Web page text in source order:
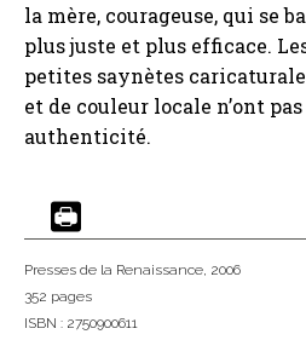
la mère, courageuse, qui se
plus juste et plus efficace.
petites saynètes
et de couleur locale n’ont
authenticité.
Presses de la Renaissance, 2006
352 pages
ISBN : 2750900611